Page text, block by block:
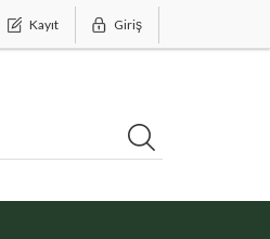
Kayıt Giriş